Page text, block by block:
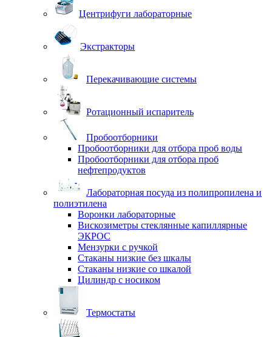
Центрифуги лабораторные
Экстракторы
Перекачивающие системы
Ротационный испаритель
Пробоотборники
Пробоотборники для отбора проб воды
Пробоотборники для отбора проб
нефтепродуктов
Лабораторная посуда из полипропилена и
полиэтилена
Воронки лабораторные
Вискозиметры стеклянные капиллярные
ЭКРОС
Мензурки с ручкой
Стаканы низкие без шкалы
Стаканы низкие со шкалой
Цилиндр с носиком
Термостаты